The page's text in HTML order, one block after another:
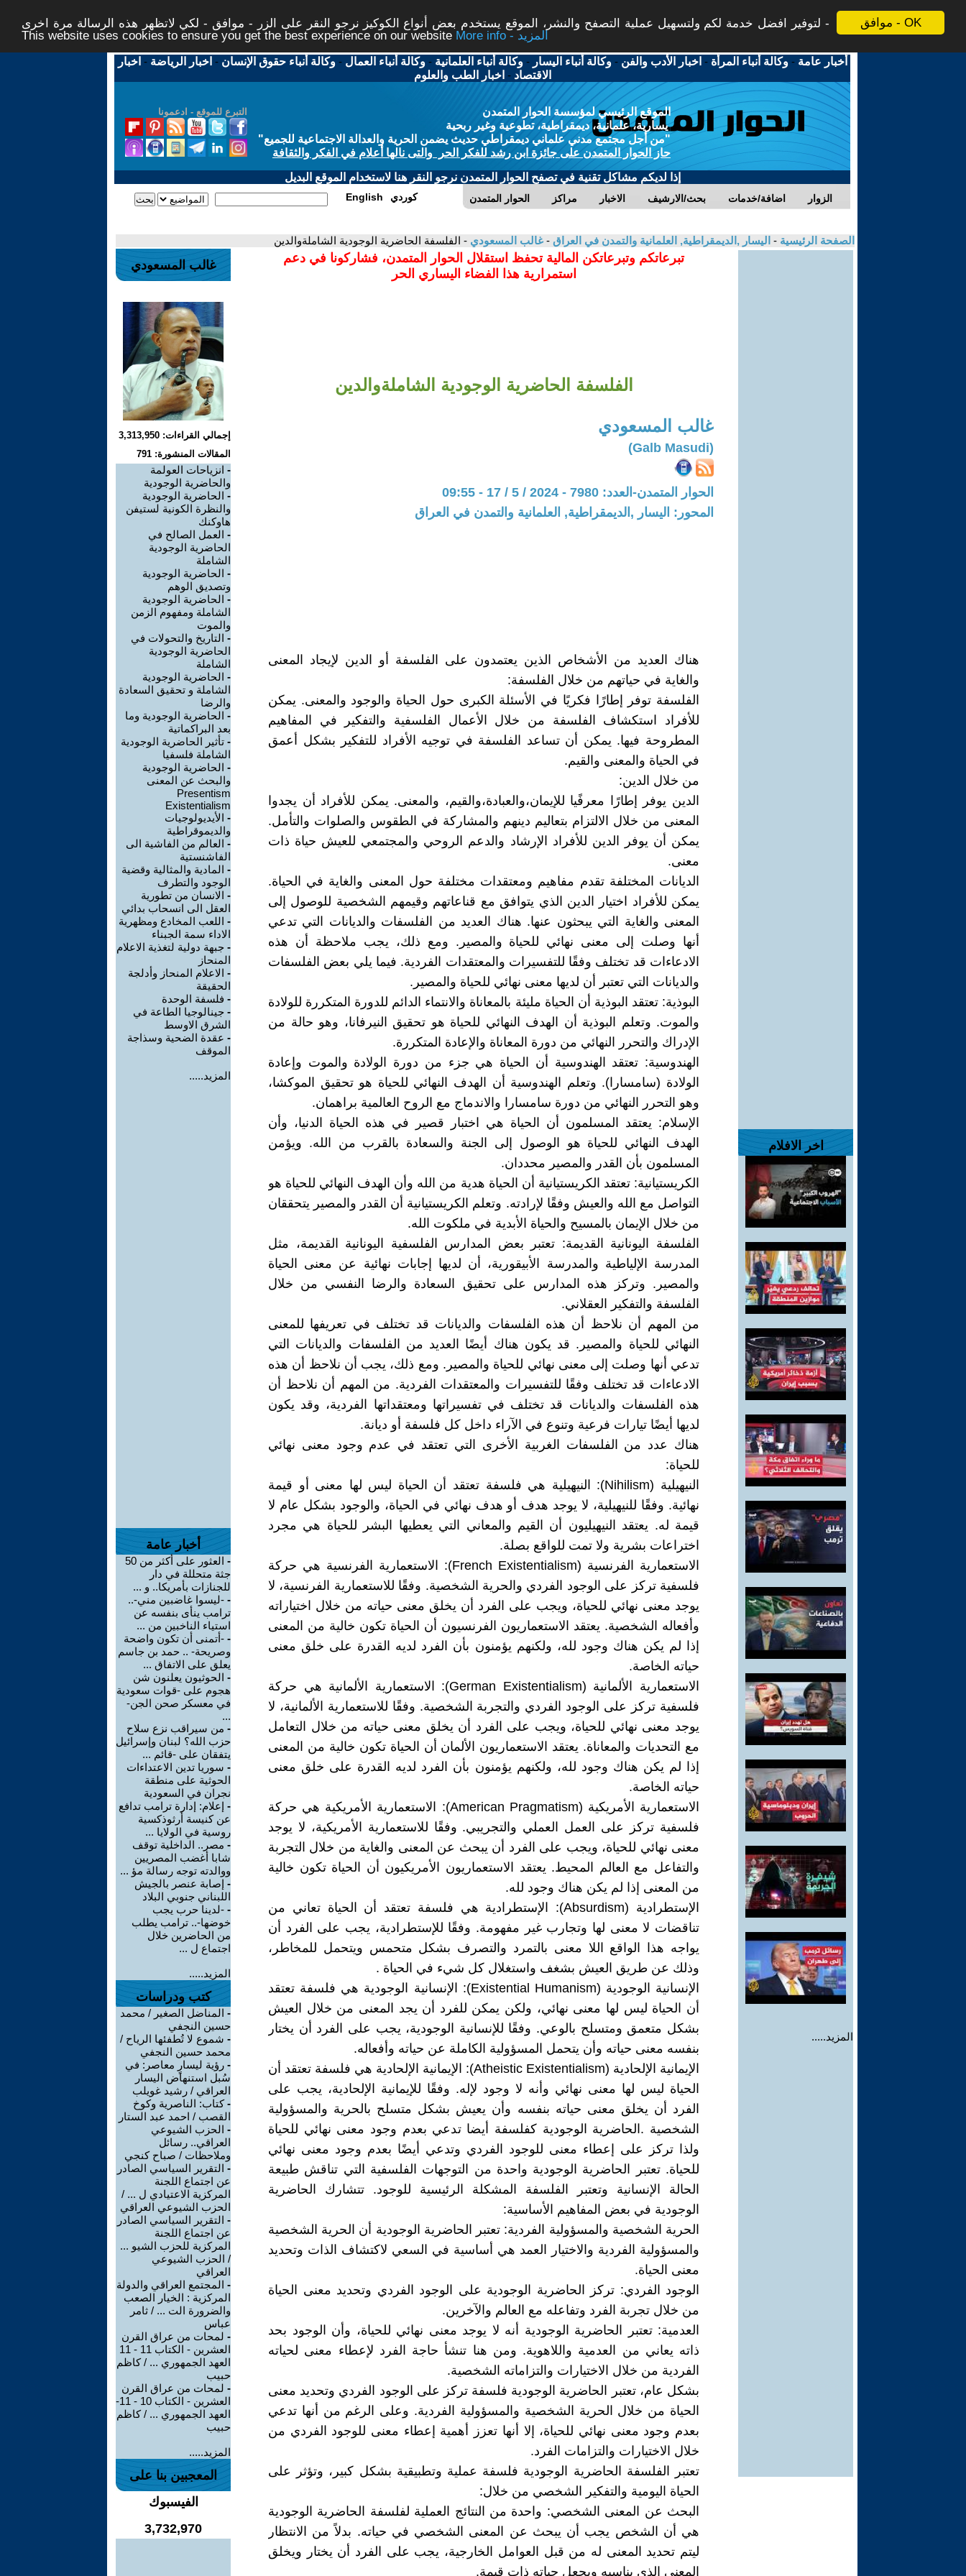
موافق - OK
لتوفير افضل خدمة لكم ولتسهيل عملية التصفح والنشر، الموقع يستخدم بعض أنواع الكوكيز نرجو النقر على الزر - موافق - لكي لاتظهر هذه الرسالة مرة اخرى -
This website uses cookies to ensure you get the best experience on our website
More info - المزيد
أخبار عامة -وكالة أنباء المرأة - اخبار الأدب والفن -وكالة أنباء اليسار -وكالة أنباء العلمانية -وكالة أنباء العمال -وكالة أنباء حقوق الإنسان - اخبار الرياضة - اخبار
الاقتصاد - اخبار الطب والعلوم
التبرع للموقع - ادعمونا
الموقع الرئيسي لمؤسسة الحوار المتمدن
يسارية، علمانية، ديمقراطية، تطوعية وغير ربحية
"من أجل مجتمع مدني علماني ديمقراطي حديث يضمن الحرية والعدالة الاجتماعية للجميع"
حاز الحوار المتمدن على جائزة ابن رشد للفكر الحر والتى نالها أعلام في الفكر والثقافة
إذا لديكم مشاكل تقنية في تصفح الحوار المتمدن نرجو النقر هنا لاستخدام الموقع البديل
الحوار المتمدن مراكز الاخبار بحث/الارشيف اضافة/خدمات الزوار English كوردي
الصفحة الرئيسية - اليسار ,الديمقراطية, العلمانية والتمدن في العراق - غالب المسعودي - الفلسفة الحاضرية الوجودية الشاملةوالدين
اخر الافلام
المزيد.....
تبرعاتكم وتبرعاتكن المالية تحفظ استقلال الحوار المتمدن، فشاركونا في دعم
استمرارية هذا الفضاء اليساري الحر
الفلسفة الحاضرية الوجودية الشاملةوالدين
غالب المسعودي
(Galb Masudi)
الحوار المتمدن-العدد: 7980 - 2024 / 5 / 17 - 09:55
المحور: اليسار ,الديمقراطية, العلمانية والتمدن في العراق
هناك العديد من الأشخاص الذين يعتمدون على الفلسفة أو الدين لإيجاد المعنى
والغاية في حياتهم من خلال الفلسفة:
الفلسفة توفر إطارًا فكريًا في الأسئلة الكبرى حول الحياة والوجود والمعنى. يمكن
للأفراد استكشاف الفلسفة من خلال الأعمال الفلسفية والتفكير في المفاهيم
المطروحة فيها. يمكن أن تساعد الفلسفة في توجيه الأفراد للتفكير بشكل أعمق
في الحياة والمعنى والقيم.
من خلال الدين:
الدين يوفر إطارًا معرفًيا للإيمان،والعبادة،والقيم، والمعنى. يمكن للأفراد أن يجدوا
المعنى من خلال الالتزام بتعاليم دينهم والمشاركة في الطقوس والصلوات والتأمل.
يمكن أن يوفر الدين للأفراد الإرشاد والدعم الروحي والمجتمعي للعيش حياة ذات
معنى.
الديانات المختلفة تقدم مفاهيم ومعتقدات مختلفة حول المعنى والغاية في الحياة.
يمكن للأفراد اختيار الدين الذي يتوافق مع قناعاتهم وقيمهم الشخصية للوصول إلى
المعنى والغاية التي يبحثون عنها. هناك العديد من الفلسفات والديانات التي تدعي
أنها وصلت إلى معنى نهائي للحياة والمصير. ومع ذلك، يجب ملاحظة أن هذه
الادعاءات قد تختلف وفقًا للتفسيرات والمعتقدات الفردية. فيما يلي بعض الفلسفات
والديانات التي تعتبر أن لديها معنى نهائي للحياة والمصير.
البوذية: تعتقد البوذية أن الحياة مليئة بالمعاناة والانتماء الدائم للدورة المتكررة للولادة
والموت. وتعلم البوذية أن الهدف النهائي للحياة هو تحقيق النيرفانا، وهو حالة من
الإدراك والتحرر النهائي من دورة المعاناة والإعادة المتكررة.
الهندوسية: تعتقد الهندوسية أن الحياة هي جزء من دورة الولادة والموت وإعادة
الولادة (سامسارا). وتعلم الهندوسية أن الهدف النهائي للحياة هو تحقيق الموكشا،
وهو التحرر النهائي من دورة سامسارا والاندماج مع الروح العالمية براهمان.
الإسلام: يعتقد المسلمون أن الحياة هي اختبار قصير في هذه الحياة الدنيا، وأن
الهدف النهائي للحياة هو الوصول إلى الجنة والسعادة بالقرب من الله. ويؤمن
المسلمون بأن القدر والمصير محددان.
الكريستيانية: تعتقد الكريستيانية أن الحياة هدية من الله وأن الهدف النهائي للحياة هو
التواصل مع الله والعيش وفقًا لإرادته. وتعلم الكريستيانية أن القدر والمصير يتحققان
من خلال الإيمان بالمسيح والحياة الأبدية في ملكوت الله.
الفلسفة اليونانية القديمة: تعتبر بعض المدارس الفلسفية اليونانية القديمة، مثل
المدرسة الإلياطية والمدرسة الأبيقورية، أن لديها إجابات نهائية عن معنى الحياة
والمصير. وتركز هذه المدارس على تحقيق السعادة والرضا النفسي من خلال
الفلسفة والتفكير العقلاني.
من المهم أن نلاحظ أن هذه الفلسفات والديانات قد تختلف في تعريفها للمعنى
النهائي للحياة والمصير. قد يكون هناك أيضًا العديد من الفلسفات والديانات التي
تدعي أنها وصلت إلى معنى نهائي للحياة والمصير. ومع ذلك، يجب أن نلاحظ أن هذه
الادعاءات قد تختلف وفقًا للتفسيرات والمعتقدات الفردية. من المهم أن نلاحظ أن
هذه الفلسفات والديانات قد تختلف في تفسيراتها ومعتقداتها الفردية، وقد يكون
لديها أيضًا تيارات فرعية وتنوع في الآراء داخل كل فلسفة أو ديانة.
هناك عدد من الفلسفات الغربية الأخرى التي تعتقد في عدم وجود معنى نهائي
للحياة:
النيهيلية (Nihilism): النيهيلية هي فلسفة تعتقد أن الحياة ليس لها معنى أو قيمة
نهائية. وفقًا للنيهيلية، لا يوجد هدف أو هدف نهائي في الحياة، والوجود بشكل عام لا
قيمة له. يعتقد النيهيليون أن القيم والمعاني التي يعطيها البشر للحياة هي مجرد
اختراعات بشرية ولا تمت للواقع بصلة.
الاستعمارية الفرنسية (French Existentialism): الاستعمارية الفرنسية هي حركة
فلسفية تركز على الوجود الفردي والحرية الشخصية. وفقًا للاستعمارية الفرنسية، لا
يوجد معنى نهائي للحياة، ويجب على الفرد أن يخلق معنى حياته من خلال اختياراته
وأفعاله الشخصية. يعتقد الاستعماريون الفرنسيون أن الحياة تكون خالية من المعنى
إذا لم يكن هناك وجود لله، ولكنهم يؤمنون بأن الفرد لديه القدرة على خلق معنى
حياته الخاصة.
الاستعمارية الألمانية (German Existentialism): الاستعمارية الألمانية هي حركة
فلسفية تركز على الوجود الفردي والتجربة الشخصية. وفقًا للاستعمارية الألمانية، لا
يوجد معنى نهائي للحياة، ويجب على الفرد أن يخلق معنى حياته من خلال التعامل
مع التحديات والمعاناة. يعتقد الاستعماريون الألمان أن الحياة تكون خالية من المعنى
إذا لم يكن هناك وجود لله، ولكنهم يؤمنون بأن الفرد لديه القدرة على خلق معنى
حياته الخاصة.
الاستعمارية الأمريكية (American Pragmatism): الاستعمارية الأمريكية هي حركة
فلسفية تركز على العمل العملي والتجريبي. وفقًا للاستعمارية الأمريكية، لا يوجد
معنى نهائي للحياة، ويجب على الفرد أن يبحث عن المعنى والغاية من خلال التجربة
والتفاعل مع العالم المحيط. يعتقد الاستعماريون الأمريكيون أن الحياة تكون خالية
من المعنى إذا لم يكن هناك وجود لله.
الإستطرادية (Absurdism): الإستطرادية هي فلسفة تعتقد أن الحياة تعاني من
تناقضات لا معنى لها وتجارب غير مفهومة. وفقًا للإستطرادية، يجب على الفرد أن
يواجه هذا الواقع اللا معنى بالتمرد والتصرف بشكل متحمس ويتحمل للمخاطر،
وذلك عن طريق العيش بشغف واستغلال كل شيء في الحياة .
الإنسانية الوجودية (Existential Humanism): الإنسانية الوجودية هي فلسفة تعتقد
أن الحياة ليس لها معنى نهائي، ولكن يمكن للفرد أن يجد المعنى من خلال العيش
بشكل متعمق ومتسلح بالوعي. وفقًا للإنسانية الوجودية، يجب على الفرد أن يختار
بنفسه معنى حياته وأن يتحمل المسؤولية الكاملة عن حياته وأفعاله.
الإيمانية الإلحادية (Atheistic Existentialism): الإيمانية الإلحادية هي فلسفة تعتقد أن
الحياة ليس لها معنى نهائي وأنه لا وجود لإله. وفقًا للإيمانية الإلحادية، يجب على
الفرد أن يخلق معنى حياته بنفسه وأن يعيش بشكل متسلح بالحرية والمسؤولية
الشخصية .الحاضرية الوجودية كفلسفة أيضا تدعي بعدم وجود معنى نهائي للحياة
ولذا تركز على إعطاء معنى للوجود الفردي وتدعي أيضًا بعدم وجود معنى نهائي
للحياة. تعتبر الحاضرية الوجودية واحدة من التوجهات الفلسفية التي تناقش طبيعة
الحالة الإنسانية وتعتبر الفلسفة المشكلة الرئيسية للوجود. تتشارك الحاضرية
الوجودية في بعض المفاهيم الأساسية:
الحرية الشخصية والمسؤولية الفردية: تعتبر الحاضرية الوجودية أن الحرية الشخصية
والمسؤولية الفردية والاختيار العمد هي أساسية في السعي لاكتشاف الذات وتحديد
معنى الحياة.
الوجود الفردي: تركز الحاضرية الوجودية على الوجود الفردي وتحديد معنى الحياة
من خلال تجربة الفرد وتفاعله مع العالم والآخرين.
العدمية: تعتبر الحاضرية الوجودية أنه لا يوجد معنى نهائي للحياة، وأن الوجود بحد
ذاته يعاني من العدمية واللاهوية. ومن هنا تنشأ حاجة الفرد لإعطاء معنى لحياته
الفردية من خلال الاختيارات والتزاماته الشخصية.
بشكل عام، تعتبر الحاضرية الوجودية فلسفة تركز على الوجود الفردي وتحديد معنى
الحياة من خلال الحرية الشخصية والمسؤولية الفردية. وعلى الرغم من أنها تدعي
بعدم وجود معنى نهائي للحياة، إلا أنها تعزز أهمية إعطاء معنى للوجود الفردي من
خلال الاختيارات والتزامات الفرد.
تعتبر الفلسفة الحاضرية الوجودية فلسفة عملية وتطبيقية بشكل كبير، وتؤثر على
الحياة اليومية والتفكير الشخصي من خلال:
البحث عن المعنى الشخصي: واحدة من النتائج العملية لفلسفة الحاضرية الوجودية
هي أن الشخص يجب أن يبحث عن المعنى الشخصي في حياته. بدلاً من الانتظار
ليتم تحديد المعنى له من قبل العوامل الخارجية، يجب على الفرد أن يختار ويخلق
المعنى الذي يناسبه ويجعل حياته ذات قيمة.
غالب المسعودي
إجمالي القراءات: 3,313,950
المقالات المنشورة: 791
- انزياحات العولمة
والحاضرية الوجودية
- الحاضرية الوجودية
والنظرة الكونية لستيفن
هاوكنك
- العمل الصالح في
الحاضرية الوجودية
الشاملة
- الحاضرية الوجودية
وتصديق الوهم
- الحاضرية الوجودية
الشاملة ومفهوم الزمن
والموت
- التاريخ والتحولات في
الحاضرية الوجودية
الشاملة
- الحاضرية الوجودية
الشاملة و تحقيق السعادة
والرضا
- الحاضرية الوجودية وما
بعد البراكماتية
- تأثير الحاضرية الوجودية
الشاملة فلسفيا
- الحاضرية الوجودية
والبحث عن المعنى
Presentism
Existentialism
- الأيديولوجيات
والديموقراطية
- العالم من الفاشية الى
الفاشنستية
- المادية والمثالية وقضية
الوجود والتطرف
- الانسان من تطورية
العقل الى انسحاب بدائي
- اللعب المخادع ومظهرية
الاداء سمة الجبناء
- جبهة دولية لتغذية الاعلام
المنحاز
- الاعلام المنحاز وأدلجة
الحقيقة
- فلسفة الوحدة
- جينالوجيا الطاعة في
الشرق الاوسط
- عقدة الضحية وسذاجة
الموقف
المزيد.....
أخبار عامة
-
العثور على أكثر من 50
جثة متحللة في دار
للجنازات بأمريكا.. و ...
- -ليسوا غاضبين مني-..
ترامب ينأى بنفسه عن
استياء الناخبين من ...
- -أتمنى أن تكون واضحة
وصريحة- .. حمد بن جاسم
يعلق على الاتفاق ...
- الحوثيون يعلنون شن
هجوم على -قوات سعودية
في معسكر صحن الجن-
...
- من سيراقب نزع سلاح
حزب الله؟ لبنان وإسرائيل
يتفقان على -قائم ...
- سوريا تدين الاعتداءات
الحوثية على منطقة
نجران في السعودية
- إعلام: إدارة ترامب تدافع
عن كنيسة أرثوذكسية
روسية في الولايا ...
- مصر.. الداخلية توقف
شابا أغضب المصريين
ووالدته توجه رسالة مؤ ...
- إصابة عنصر بالجيش
اللبناني جنوبي البلاد
- -لدينا حرب يجب
خوضها-.. ترامب يطلب
من الحاضرين خلال
اجتماع ل ...
المزيد.....
كتب ودراسات
- المناضل الصغير / محمد
حسين النجفي
- شموع لا تُطفئها الرياح /
محمد حسين النجفي
- رؤية ليسارٍ معاصر: في
سُبل استنهاض اليسار
العراقي / رشيد غويلب
-كتاب: الناصرية وكوخ
القصب / احمد عبد الستار
- الحزب الشيوعي
العراقي.. رسائل
وملاحظات / صباح كنجي
- التقرير السياسي الصادر
عن اجتماع اللجنة
المركزية الاعتيادي ل ... /
الحزب الشيوعي العراقي
- التقرير السياسي الصادر
عن اجتماع اللجنة
المركزية للحزب الشيو ...
/ الحزب الشيوعي
العراقي
- المجتمع العراقي والدولة
المركزية : الخيار الصعب
والضرورة الت ... / ثامر
عباس
- لمحات من عراق القرن
العشرين - الكتاب 11 - 11
العهد الجمهوري ... / كاظم
حبيب
- لمحات من عراق القرن
العشرين - الكتاب 10 - 11-
العهد الجمهوري ... / كاظم
حبيب
المزيد.....
المعجبين بنا على
الفيسبوك
3,732,970